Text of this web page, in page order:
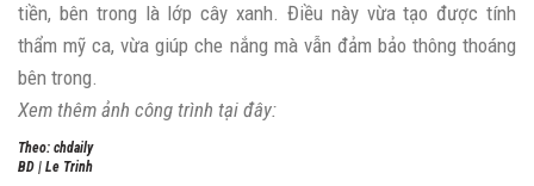
tiền, bên trong là lớp cây xanh. Điều này vừa tạo được tính
thẩm mỹ ca, vừa giúp che nắng mà vẫn đảm bảo thông thoáng
bên trong.
Xem thêm ảnh công trình tại đây:
Theo: chdaily
BD | Le Trinh